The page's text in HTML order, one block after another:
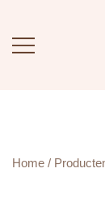
inhoud
Home /